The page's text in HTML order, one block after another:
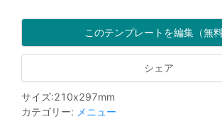
このテンプレートを編集（無料
シェア
サイズ:210x297mm
カテゴリー: メニュー